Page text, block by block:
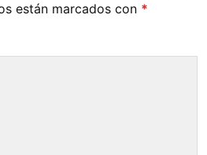
están marcados con *